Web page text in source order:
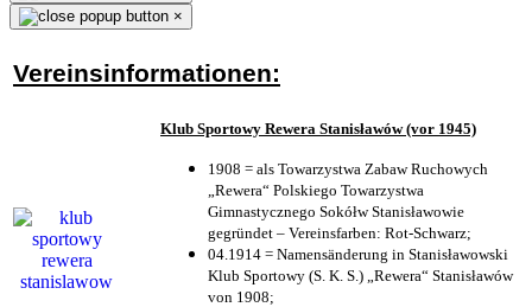
×
Vereinsinformationen:
Klub Sportowy Rewera Stanisławów (vor 1945)
1908 = als Towarzystwa Zabaw Ruchowych
„Rewera“ Polskiego Towarzystwa
Gimnastycznego Sokółw Stanisławowie
gegründet – Vereinsfarben: Rot-Schwarz;
04.1914 = Namensänderung in Stanisławowski
Klub Sportowy (S. K. S.) „Rewera“ Stanisławów
von 1908;